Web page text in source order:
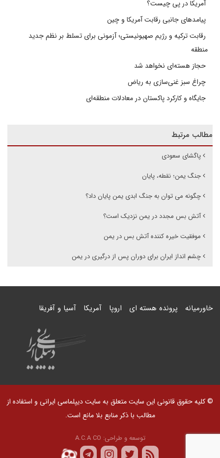
آمریکا در پی چیست؟
پیامدهای جانبی رقابت آمریکا و چین
رقابت ترکیه و رژیم صهیونیستی؛ آزمونی برای تسلط بر نظم جدید
منطقه
حجاز هسته‌ای نخواهد شد
چراغ سبز غنی‌سازی به ریاض
جایگاه و کارکرد پاکستان در معادلات منطقه‌ای
مطالب مرتبط
پاگشای سعودی
جنگ یمن؛ نقطه، پایان
چگونه می توان به جنگ ابدی یمن پایان داد؟
آتش بس مجدد در یمن نزدیک است؟
موفقیت خیره کننده آتش بس در یمن
چشم انداز ایران برای دوران پس از درگیری در یمن
خاورمیانه پرونده هسته ای اروپا آمریکا آسیا و آفریقا
© کلیه حقوق قانونی این سایت متعلق به سایت دیپلماسی ایرانی و استفاده از
مطالب با ذکر منابع بلا مانع است.
توسعه و طراحی: A.C.A CO